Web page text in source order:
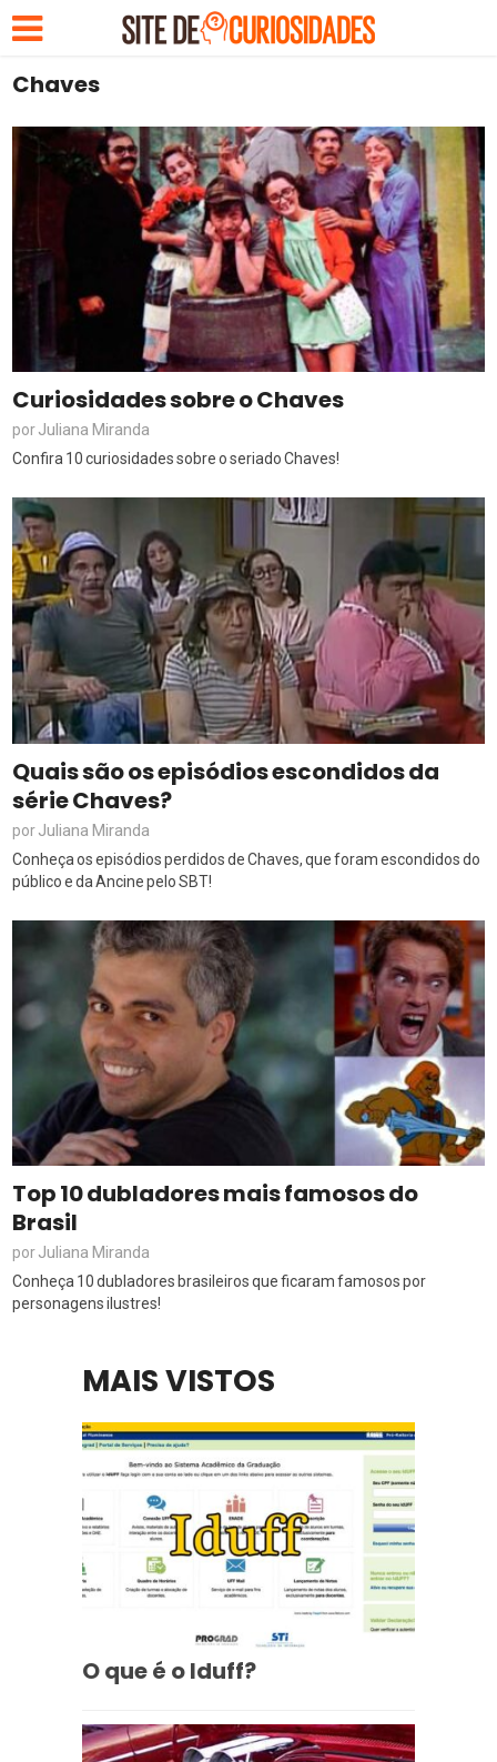
Chaves
Curiosidades sobre o Chaves
porJuliana Miranda
Confira 10 curiosidades sobre o seriado Chaves!
Quais são os episódios escondidos da
série Chaves?
porJuliana Miranda
Conheça os episódios perdidos de Chaves, que foram escondidos do
público e da Ancine pelo SBT!
Top 10 dubladores mais famosos do
Brasil
porJuliana Miranda
Conheça 10 dubladores brasileiros que ficaram famosos por
personagens ilustres!
MAIS VISTOS
O que é o Iduff?